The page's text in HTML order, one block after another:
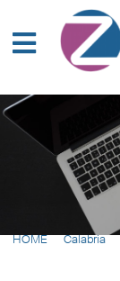
HOME Calabria